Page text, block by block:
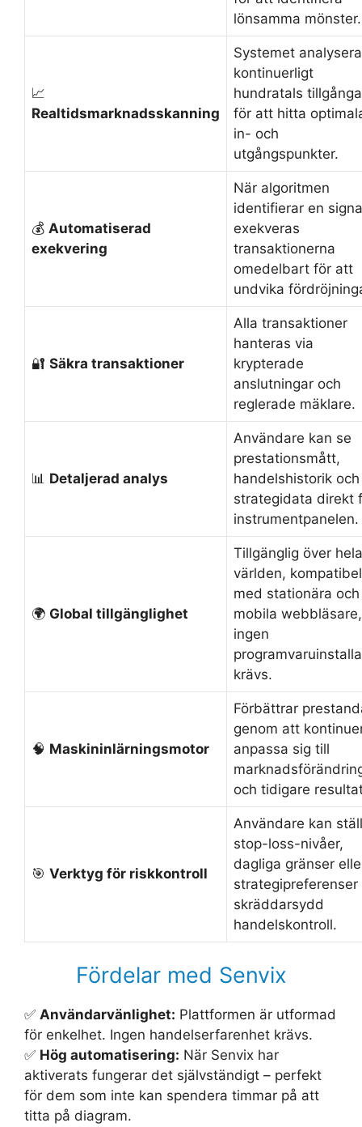
lönsamma mönster.
📈
Realtidsmarknadsskanning
Systemet
kontinuerligt
hundratals
för att hitta
in- och
utgångspunkter.
💰 Automatiserad
exekvering
När algoritmen
identifierar en
exekveras
transaktionerna
omedelbart för att
undvika
🔐 Säkra transaktioner
Alla transaktioner
hanteras via
krypterade
anslutningar och
reglerade mäklare.
📊 Detaljerad analys
Användare kan se
prestationsmått,
handelshistorik och
strategidata direkt
instrumentpanelen.
🌍 Global tillgänglighet
Tillgänglig över hela
världen, kompatibel
med stationära och
mobila webbläsare,
ingen
krävs.
🧠 Maskininlärningsmotor
Förbättrar
genom att
anpassa sig till
och tidigare
🎯 Verktyg för riskkontroll
Användare kan
stop-loss-nivåer,
dagliga gränser
strategipreferenser
skräddarsydd
handelskontroll.
Fördelar med Senvix
✅ Användarvänlighet: Plattformen är utformad
för enkelhet. Ingen handelserfarenhet krävs.
✅ Hög automatisering: När Senvix har
aktiverats fungerar det självständigt – perfekt
för dem som inte kan spendera timmar på att
titta på diagram.